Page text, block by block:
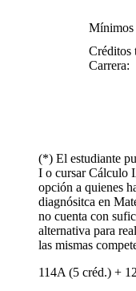
Mínimos
Créditos
Carrera:
(*) El estudiante
I o cursar Cálculo
opción a quienes
diagnósitca en
no cuenta con
alternativa para
las mismas
114A (5 créd.) +